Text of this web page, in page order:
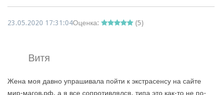
23.05.2020 17:31:04Оценка: (5)
Витя
Жена моя давно упрашивала пойти к экстрасенсу на сайте
мир-магов.рф, а я все сопротивлялся, типа это как-то не по-